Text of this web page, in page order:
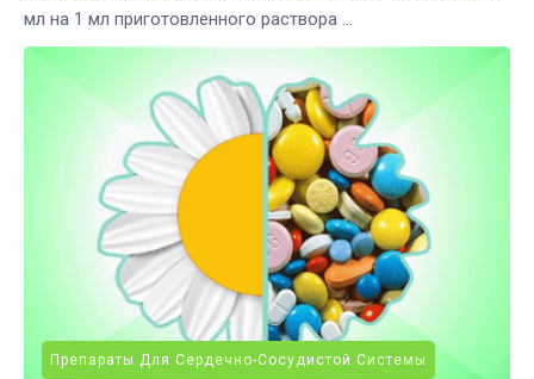
мл на 1 мл приготовленного раствора ...
Препараты Для Сердечно-Сосудистой Системы